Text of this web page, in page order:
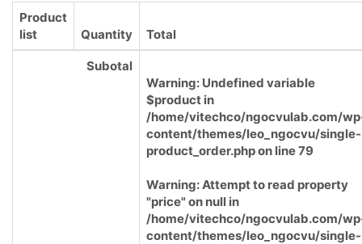
Product
list
Quantity Total
Subotal
Warning: Undefined variable
$product in
/home/vitechco/ngocvulab.com/
content/themes/leo_ngocvu/single-
product_order.phpon line79
Warning: Attempt to read property
"price" on null in
/home/vitechco/ngocvulab.com/
content/themes/leo_ngocvu/single-